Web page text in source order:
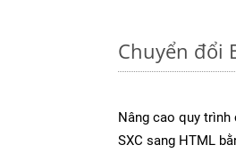
Chuyển đổi
Nâng cao quy
SXC sang HTML